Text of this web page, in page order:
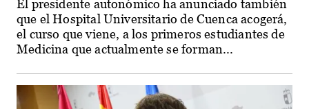
El presidente autonómico ha anunciado también
que el Hospital Universitario de Cuenca acogerá,
el curso que viene, a los primeros estudiantes de
Medicina que actualmente se forman...